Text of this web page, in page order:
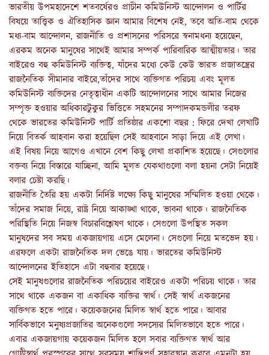
ভারতীয় উপমহাদেশে শতবর্ষেরও প্রাচীন কমিউনিস্ট আন্দোলন ও পার্টির
বিষয়ে তাত্ত্বিক ও ঐতিহাসিক জ্ঞান আমার বিশেষ নেই, তবে অতি-বাম থেকে
মধ্য-বাম আন্দোলন, রাজনীতি ও প্রশাসনের পরিসরে স্বনামধন্য হয়েছেন,
এরকম অনেক মানুষের সাথেই আমার সম্পর্ক পারিবারিক আত্মীয়তার। তার
বাইরেও বহু কমিউনিস্ট ব্যক্তিত্ব, যাঁদের মধ্যে কেউ কেউ ভারত প্রজাতন্ত্রের
রাজনৈতিক সীমানার বাইরে,তাঁদের সাথে ব্যক্তিগত পরিচয় এবং মূলত
কমিউনিস্ট ব্যক্তিদের নেতৃত্বাধীন একটি আন্দোলনের সাথে আমার নিজের
সম্পৃক্ত হওয়ার অধিকারটুকুর ভিত্তিতে সহমনের সম্পাদকমন্ডলীর তরফ
থেকে ভারতের কমিউনিস্ট পার্টি প্রতিষ্ঠার একশো বছর : ফিরে দেখা লেখাটি
নিয়ে বিতর্ক আহবান করা হয়েছিল সেই আহবানে সাড়া দিয়ে এই লেখা।
এই বিষয় নিয়ে আগেও এখানে বেশ কিছু লেখা প্রকাশিত হয়েছে। সেগুলোর
বক্তব্য নিয়ে বিস্তারে যাচ্ছিনা, আমি মূলত যেকথাগুলো বলা হয়না সেটা নিয়েই
বলার চেষ্টা করছি।
রাজনীতি তৈরি হয় একটা নির্দিষ্ট লক্ষ্যে কিছু মানুষের সম্মিলিত হওয়া থেকে।
তাঁদের সমাজ নিয়ে, রাষ্ট্র নিয়ে আকাঙ্খা থাকে, ভাবনা থাকে। রাজনৈতিক
পরিস্থিতি নিয়ে নিজস্ব বিচারবিশ্লেষণ থাকে। সেগুলো উপস্থিত সকল
মানুষদের সব সময় একজায়গায় এসে মেলেনা। সেগুলো নিয়ে মতভেদ হয়।
এরফলে একটা রাজনৈতিক দল ভেঙে যায়। ভারতের কমিউনিস্ট
আন্দোলনের ইতিহাসে এটা বহুবার হয়েছে।
সেই মানুষগুলোর রাজনৈতিক পরিচয়ের বাইরেও একটা পরিচয় থাকে। তার
সাথে থাকে একজন বা একাধিক ব্যক্তির স্বার্থ। সেই স্বার্থ একজনের
ব্যক্তিগত হতে পারে। কয়েকজনের মিলিত স্বার্থ হতে পারে। আবার
সার্বিকভাবে মনুষ্যপ্রজাতির অনেকগুলো সদস্যের মিলিতভাবে হতে পারে।
এবার একজায়গায় কয়েকজন মিলিত হলে সবার ব্যক্তিগত স্বার্থ আর